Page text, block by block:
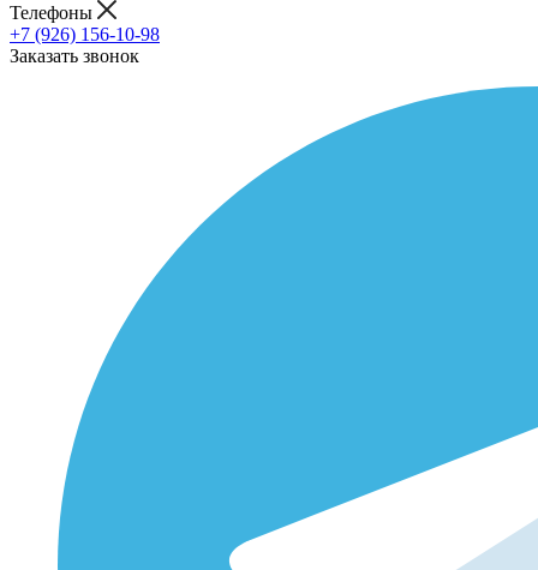
Телефоны
+7 (926) 156-10-98
Заказать звонок